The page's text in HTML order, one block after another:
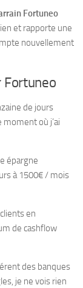
Fortuneo
et rapporte une
nouvellement
Fortuneo
de jours
où j’ai
épargne
à 1500€ / mois
en
de cashflow
des banques
je ne vois rien